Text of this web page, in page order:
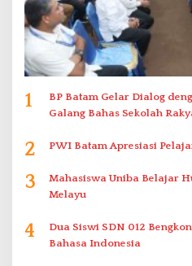
1
BP Batam Gelar Dialog
Galang Bahas Sekolah
2 PWI Batam Apresiasi
3
Mahasiswa Uniba Belajar
Melayu
4
Dua Siswi SDN 012
Bahasa Indonesia